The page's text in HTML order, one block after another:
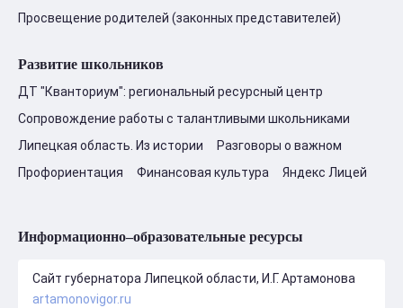
Просвещение родителей (законных представителей)
Развитие школьников
ДТ "Кванториум": региональный ресурсный центр
Сопровождение работы с талантливыми школьниками
Липецкая область. Из истории
Разговоры о важном
Профориентация
Финансовая культура Яндекс Лицей
Информационно–образовательные ресурсы
Сайт губернатора Липецкой области, И.Г. Артамонова
artamonovigor.ru